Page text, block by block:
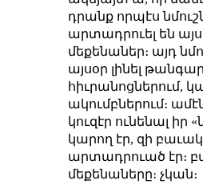
դրանք որպէս
արտադրուել են
մեքենաներ։ այդ
այսօր լինել
հիւրանոցներում,
ակումբներում։
կուզէր ունենալ իր
կարող էր, զի
արտադրուած էր։
մեքենաները։ չկան։